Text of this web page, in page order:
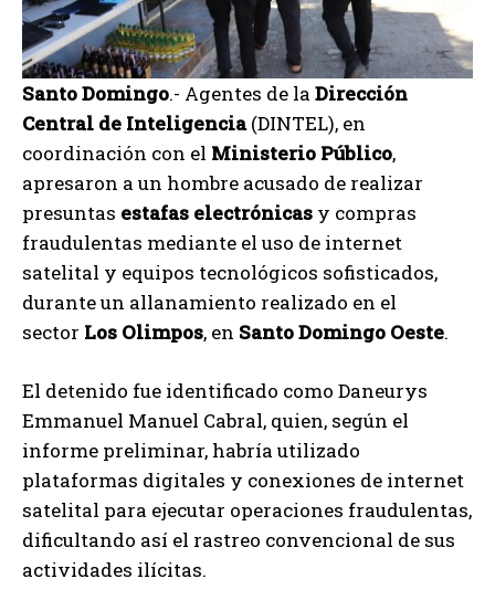
Santo Domingo.- Agentes de la Dirección
Central de Inteligencia(DINTEL), en
coordinación con el Ministerio Público,
apresaron a un hombre acusado de realizar
presuntas estafas electrónicas y compras
fraudulentas mediante el uso de internet
satelital y equipos tecnológicos sofisticados,
durante un allanamiento realizado en el
sector Los Olimpos, en Santo Domingo Oeste.
El detenido fue identificado como Daneurys
Emmanuel Manuel Cabral, quien, según el
informe preliminar, habría utilizado
plataformas digitales y conexiones de internet
satelital para ejecutar operaciones fraudulentas,
dificultando así el rastreo convencional de sus
actividades ilícitas.